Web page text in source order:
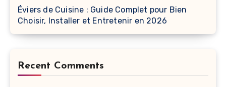
Éviers de Cuisine : Guide Complet pour Bien
Choisir, Installer et Entretenir en 2026
Recent Comments